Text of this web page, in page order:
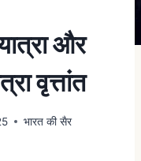
और
वृत्तांत
भारत की सैर